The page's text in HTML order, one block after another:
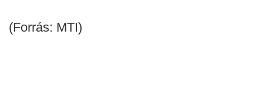
(Forrás: MTI)